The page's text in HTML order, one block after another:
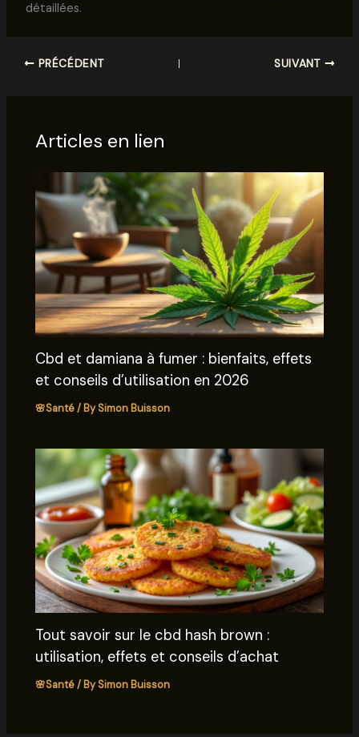
détaillées.
PRÉCÉDENT SUIVANT
Articles en lien
Cbd et damiana à fumer : bienfaits, effets
et conseils d’utilisation en 2026
🌸Santé/ BySimon Buisson
Tout savoir sur le cbd hash brown :
utilisation, effets et conseils d’achat
🌸Santé/ BySimon Buisson